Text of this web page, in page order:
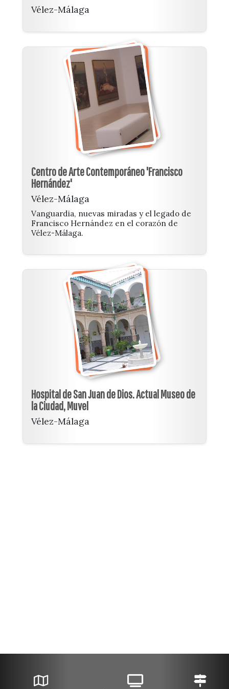
Vélez-Málaga
Centro de Arte Contemporáneo 'Francisco
Hernández'
Vélez-Málaga
Vanguardia, nuevas miradas y el legado de
Francisco Hernández en el corazón de
Vélez-Málaga.
Hospital de San Juan de Dios. Actual Museo de
la Ciudad, Muvel
Vélez-Málaga